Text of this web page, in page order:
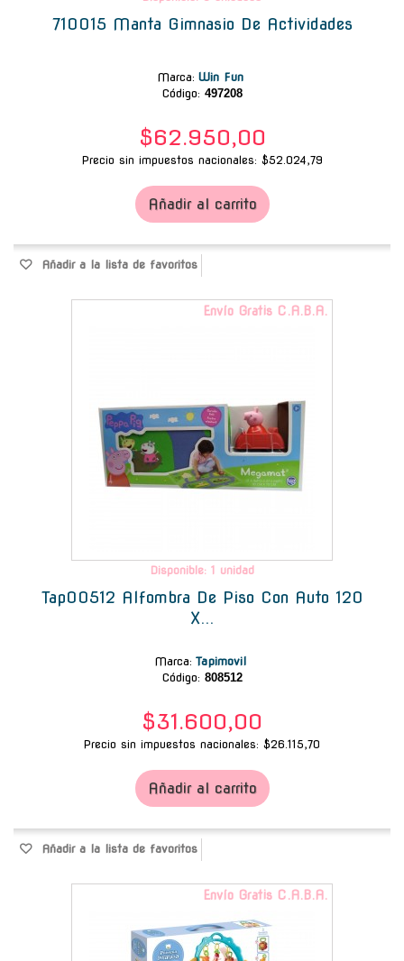
710015 Manta Gimnasio De Actividades
Marca: Win Fun
Código: 497208
$62.950,00
Precio sin impuestos nacionales: $52.024,79
Añadir al carrito
Añadir a la lista de favoritos
Envío Gratis C.A.B.A.
Disponible: 1 unidad
Tap00512 Alfombra De Piso Con Auto 120
X...
Marca: Tapimovil
Código: 808512
$31.600,00
Precio sin impuestos nacionales: $26.115,70
Añadir al carrito
Añadir a la lista de favoritos
Envío Gratis C.A.B.A.